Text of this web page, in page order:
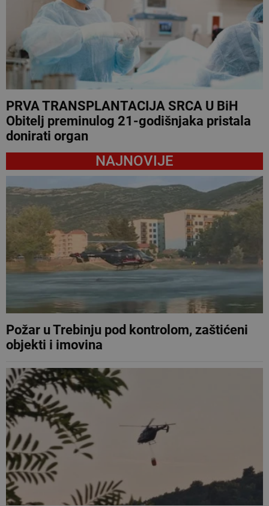
PRVA TRANSPLANTACIJA SRCA U BiH
Obitelj preminulog 21-godišnjaka pristala
donirati organ
NAJNOVIJE
Požar u Trebinju pod kontrolom, zaštićeni
objekti i imovina